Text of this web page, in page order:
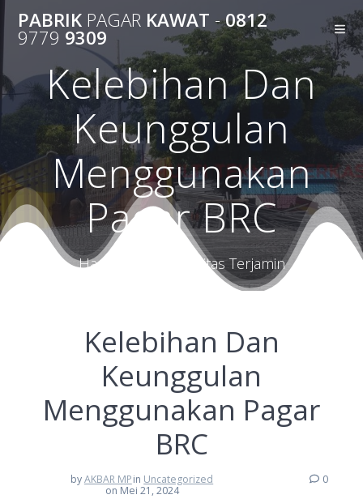
to
content
PABRIK PAGAR KAWAT -0812
9779 9309
Kelebihan Dan
Keunggulan
Menggunakan
Pagar BRC
Harga Terbaik Kualitas Terjamin
Kelebihan Dan
Keunggulan
Menggunakan Pagar
BRC
byAKBAR MPin Uncategorized
on Mei 21, 2024
0